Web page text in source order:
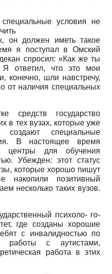
условия не
он должен иметь такое
я поступал в Омский
декан спросил: «Как же ты
Я ответил, что это мои
конечно, шли навстречу,
от наличия специальных
средств государство
в тех вузах, которые уже
специальные
В настоящее время
центры для обучения
Убежден: этот статус
которые хорошо пишут
накопили позитивный
несколько таких вузов.
психоло- го-
где созданы хорошие
с инвалидностью по
работы с аутистами,
работа в этих